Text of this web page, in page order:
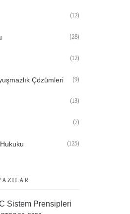
(12)
(28)
(12)
Çözümleri (9)
(13)
(7)
(125)
Sistem Prensipleri